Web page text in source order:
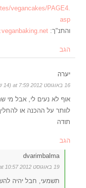
vegancakes/PAGE4.
asp
והתנ"ך:
הגב
יערה
16 באוגוסט 2012 at 7:59 (14 שנים ago)
אוף לא נעים לי, אבל מי
לוותר על ההכנה או
תודה
הגב
dvarimbalma
19 באוגוסט 2012 at 10:57 (14 שנים ago)
תשמעי, חבל יהיה